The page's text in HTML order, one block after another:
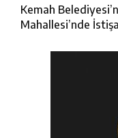
Kemah
Mahallesi’nde